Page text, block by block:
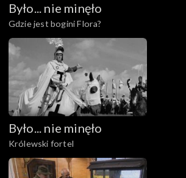
Było... nie minęło
Gdzie jest bogini Flora?
Było... nie minęło
Królewski fortel